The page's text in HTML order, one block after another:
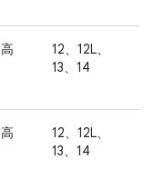
高
12、12L、
13、14
高
12、12L、
13、14